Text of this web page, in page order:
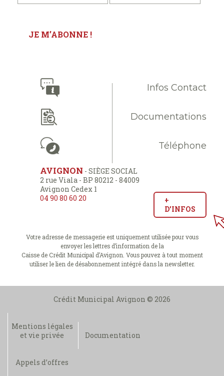
Infos Contact
Documentations
Téléphone
AVIGNON - SIÈGE SOCIAL
2 rue Viala - BP 80212 - 84009
Avignon Cedex 1
04 90 80 60 20
+
D'INFOS
Votre adresse de messagerie est uniquement utilisée pour vous
envoyer les lettres d’information de la
Caisse de Crédit Municipal d’Avignon. Vous pouvez à tout moment
utiliser le lien de désabonnement intégré dans la newsletter.
Crédit Municipal Avignon © 2026
Mentions légales
et vie privée
Documentation
Appels d’offres